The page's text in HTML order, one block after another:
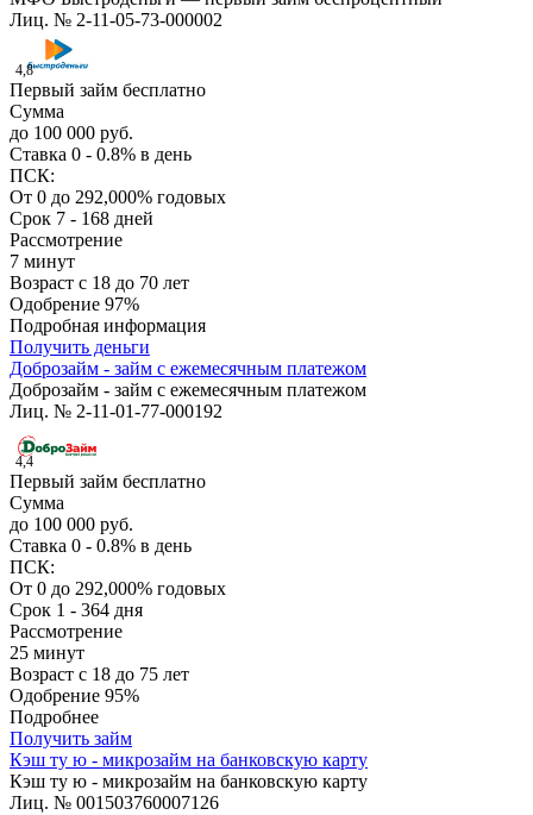
Лиц. № 2-11-05-73-000002
4,8
Первый займ бесплатно
Сумма
до 100 000 руб.
Ставка 0 - 0.8% в день
ПСК:
От 0 до 292,000% годовых
Срок 7 - 168 дней
Рассмотрение
7 минут
Возраст с 18 до 70 лет
Одобрение 97%
Подробная информация
Получить деньги
Доброзайм - займ с ежемесячным платежом
Доброзайм - займ с ежемесячным платежом
Лиц. № 2-11-01-77-000192
4,4
Первый займ бесплатно
Сумма
до 100 000 руб.
Ставка 0 - 0.8% в день
ПСК:
От 0 до 292,000% годовых
Срок 1 - 364 дня
Рассмотрение
25 минут
Возраст с 18 до 75 лет
Одобрение 95%
Подробнее
Получить займ
Кэш ту ю - микрозайм на банковскую карту
Кэш ту ю - микрозайм на банковскую карту
Лиц. № 001503760007126